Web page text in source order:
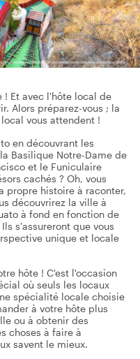
! Et avec l'hôte local de
Alors préparez-vous ; la
vous attendent !
en découvrant les
Basilique Notre-Dame de
et le Funiculaire
cachés ? Oh, vous
propre histoire à raconter,
découvrirez la ville à
à fond en fonction de
s'assureront que vous
unique et locale
hôte ! C'est l'occasion
où seuls les locaux
spécialité locale choisie
à votre hôte plus
ou à obtenir des
choses à faire à
savent le mieux.